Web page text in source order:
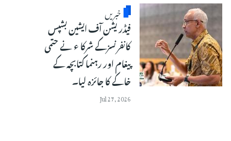
خبریں
فیڈریشن آف ایشین بشپس
کانفرنسزکے شرکا ء نے حتمی
پیغام اور رہنما کتابچہ کے
خاکے کا جائزہ لیا۔
Jul 27, 2026